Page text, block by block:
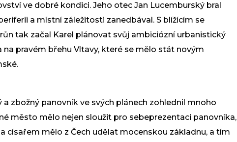
ve dobré kondici. Jeho otec Jan Lucemburský bral
a místní záležitosti zanedbával. S blížícím se
tak začal Karel plánovat svůj ambiciózní urbanistický
pravém břehu Vltavy, které se mělo stát novým
a zbožný panovník ve svých plánech zohlednil mnoho
město mělo nejen sloužit pro sebeprezentaci panovníka,
císařem mělo z Čech udělat mocenskou základnu, a tím